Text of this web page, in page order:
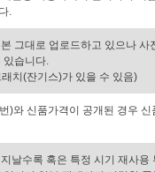
.
그대로 업로드하고 있으나 사
있습니다.
치(잔기스)가 있을 수 있음)
)와 신품가격이 공개된 경우
날수록 혹은 특정 시기 재사용